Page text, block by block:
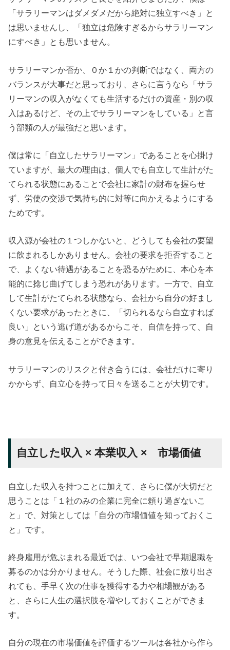
「サラリーマンはダメダメだから絶対に独立すべき」と
は思いませんし、「独立は危険すぎるからサラリーマン
にすべき」とも思いません。
サラリーマンか否か、０か１かの判断ではなく、両方の
バランスが大事だと思っており、さらに言うなら「サラ
リーマンの収入がなくても生活するだけの資産・別の収
入はあるけど、その上でサラリーマンをしている」と言
う部類の人が最強だと思います。
僕は常に「自立したサラリーマン」であることを心掛け
ていますが、最大の理由は、個人でも自立して生計がた
てられる状態にあることで会社に家計の財布を握らせ
ず、労使の交渉で気持ち的に対等に向かえるようにする
ためです。
収入源が会社の１つしかないと、どうしても会社の要望
に飲まれるしかありません。会社の要求を拒否すること
で、よくない待遇があることを恐るがために、本心を本
能的に捻じ曲げてしまう恐れがあります。一方で、自立
して生計がたてられる状態なら、会社から自分の好まし
くない要求があったときに、「切られるなら自立すれば
良い」という逃げ道があるからこそ、自信を持って、自
身の意見を伝えることができます。
サラリーマンのリスクと付き合うには、会社だけに寄り
かからず、自立心を持って日々を送ることが大切です。
自立した収入 × 本業収入 × 市場価値
自立した収入を持つことに加えて、さらに僕が大切だと
思うことは「１社のみの企業に完全に頼り過ぎないこ
と」で、対策としては「自分の市場価値を知っておくこ
と」です。
終身雇用が危ぶまれる最近では、いつ会社で早期退職を
募るのかは分かりません。そうした際、社会に放り出さ
れても、手早く次の仕事を獲得する力や相場観がある
と、さらに人生の選択肢を増やしておくことができま
す。
自分の現在の市場価値を評価するツールは各社から作ら